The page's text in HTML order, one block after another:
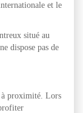
et le
situé au
dispose pas de
à proximité. Lors